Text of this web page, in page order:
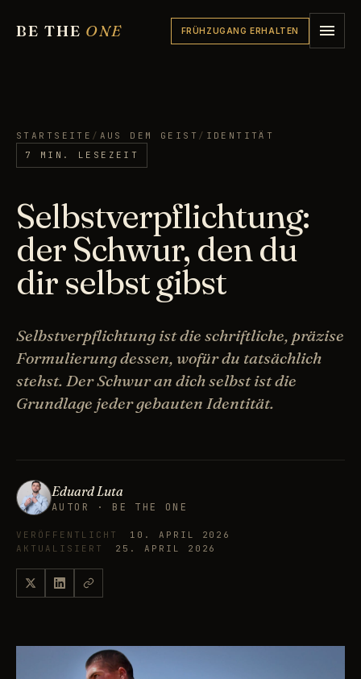
BE THE ONE FRÜHZUGANG ERHALTEN
STARTSEITE / AUS DEM GEIST / IDENTITÄT
7 MIN. LESEZEIT
Selbstverpflichtung:
der Schwur, den du
dir selbst gibst
Selbstverpflichtung ist die schriftliche, präzise
Formulierung dessen, wofür du tatsächlich
stehst. Der Schwur an dich selbst ist die
Grundlage jeder gebauten Identität.
Eduard Luta
AUTOR · BE THE ONE
VERÖFFENTLICHT
10. APRIL 2026
AKTUALISIERT
25. APRIL 2026